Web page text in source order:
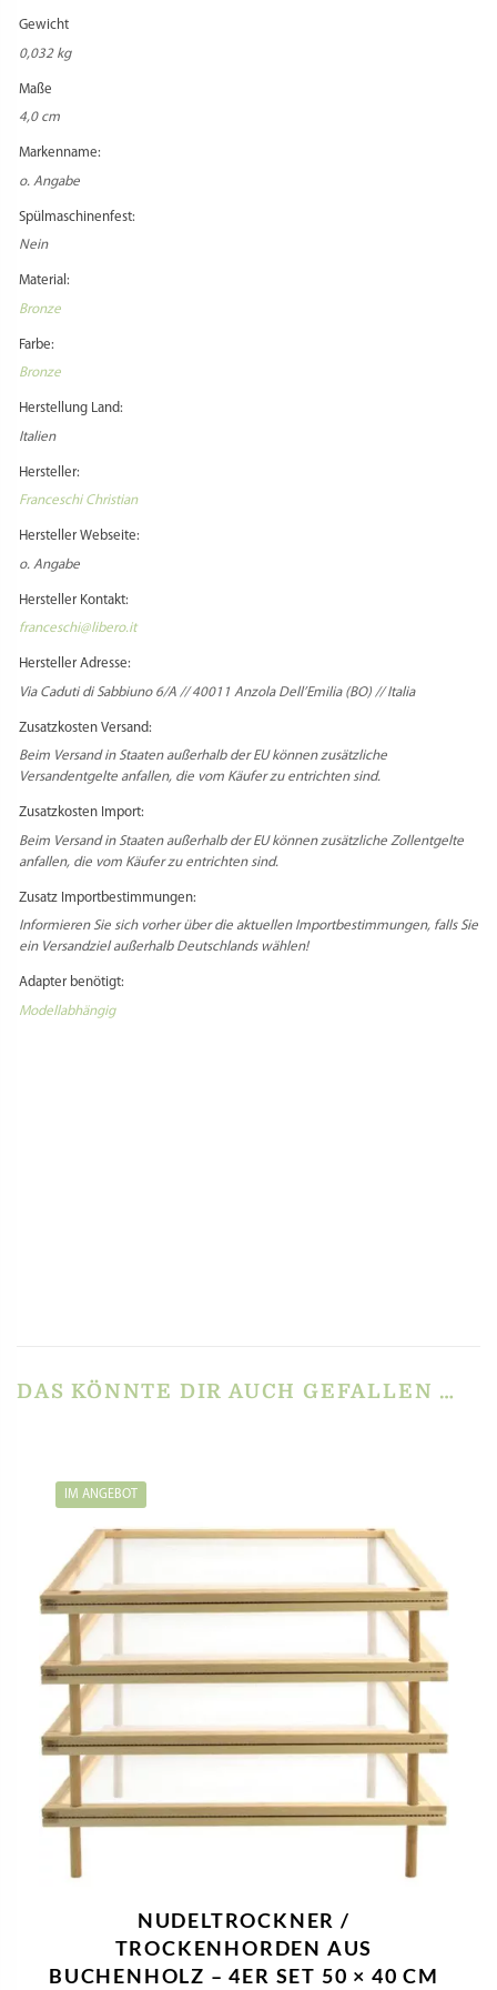
Gewicht
0,032 kg
Maße
4,0 cm
Markenname:
o. Angabe
Spülmaschinenfest:
Nein
Material:
Bronze
Farbe:
Bronze
Herstellung Land:
Italien
Hersteller:
Franceschi Christian
Hersteller Webseite:
o. Angabe
Hersteller Kontakt:
franceschi@libero.it
Hersteller Adresse:
Via Caduti di Sabbiuno 6/A // 40011 Anzola Dell’Emilia (BO) // Italia
Zusatzkosten Versand:
Beim Versand in Staaten außerhalb der EU können zusätzliche
Versandentgelte anfallen, die vom Käufer zu entrichten sind.
Zusatzkosten Import:
Beim Versand in Staaten außerhalb der EU können zusätzliche Zollentgelte
anfallen, die vom Käufer zu entrichten sind.
Zusatz Importbestimmungen:
Informieren Sie sich vorher über die aktuellen Importbestimmungen, falls Sie
ein Versandziel außerhalb Deutschlands wählen!
Adapter benötigt:
Modellabhängig
DAS KÖNNTE DIR AUCH GEFALLEN …
IM ANGEBOT
NUDELTROCKNER /
TROCKENHORDEN AUS
BUCHENHOLZ – 4ER SET 50 × 40 CM